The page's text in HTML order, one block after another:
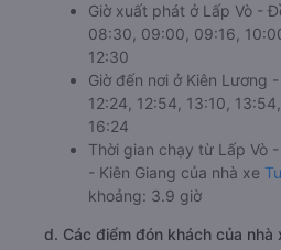
Giờ xuất phát ở Lấp Vò -
08:30, 09:00, 09:16,
12:30
Giờ đến nơi ở Kiên Lương
12:24, 12:54, 13:10,
16:24
Thời gian chạy từ Lấp Vò
- Kiên Giang của nhà xe
khoảng: 3.9 giờ
d. Các điểm đón khách của nhà